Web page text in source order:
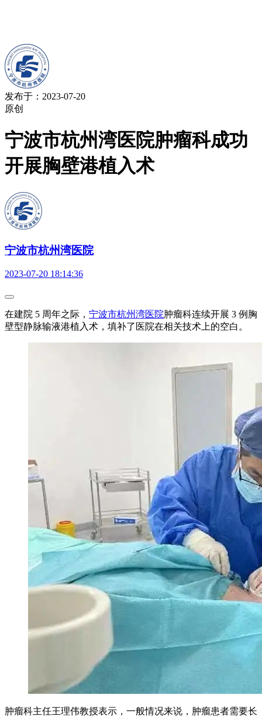
发布于：2023-07-20
原创
宁波市杭州湾医院肿瘤科成功
开展胸壁港植入术
宁波市杭州湾医院
2023-07-20 18:14:36
在建院 5 周年之际， 宁波市杭州湾医院肿瘤科连续开展 3 例胸
壁型静脉输液港植入术，填补了医院在相关技术上的空白。
肿瘤科主任王理伟教授表示，一般情况来说，肿瘤患者需要长